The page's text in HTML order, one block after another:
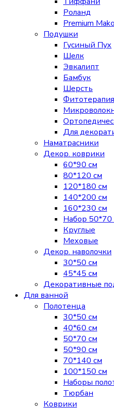
Роланд
Premium Mako
Подушки
Гусиный Пух
Шелк
Эвкалипт
Бамбук
Шерсть
Фитотерапия
Для
Наматрасники
Декор. коврики
60*90 см
80*120 см
120*180 см
140*200 см
160*230 см
Набор
Круглые
Меховые
Декор. наволочки
30*50 см
45*45 см
Декоративные
Для ванной
Полотенца
30*50 см
40*60 см
50*70 см
50*90 см
70*140 см
100*150 см
Наборы
Тюрбан
Коврики